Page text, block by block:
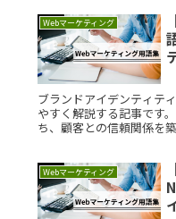
Webマーケティング
ブランドアイデンティテ
やすく解説する記事です
ち、顧客との信頼関係を
Webマーケティング